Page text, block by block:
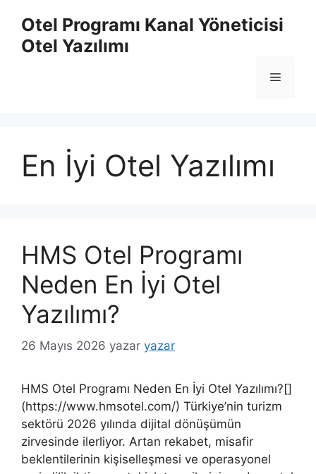
Otel Programı Kanal Yöneticisi
Otel Yazılımı
Menü
En İyi Otel Yazılımı
HMS Otel Programı
Neden En İyi Otel
Yazılımı?
26 Mayıs 2026 yazar yazar
HMS Otel Programı Neden En İyi Otel Yazılımı?[]
(https://www.hmsotel.com/) Türkiye’nin turizm
sektörü 2026 yılında dijital dönüşümün
zirvesinde ilerliyor. Artan rekabet, misafir
beklentilerinin kişiselleşmesi ve operasyonel